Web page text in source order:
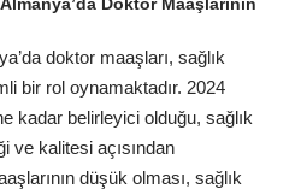
doktor maaşları, sağlık
bir rol oynamaktadır. 2024
kadar belirleyici olduğu, sağlık
ve kalitesi açısından
düşük olması, sağlık